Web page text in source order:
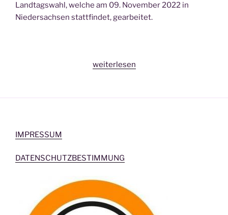
Landtagswahl, welche am 09. November 2022 in
Niedersachsen stattfindet, gearbeitet.
„Landesmitgliederversammlung
in
weiterlesen
IMPRESSUM
DATENSCHUTZBESTIMMUNG